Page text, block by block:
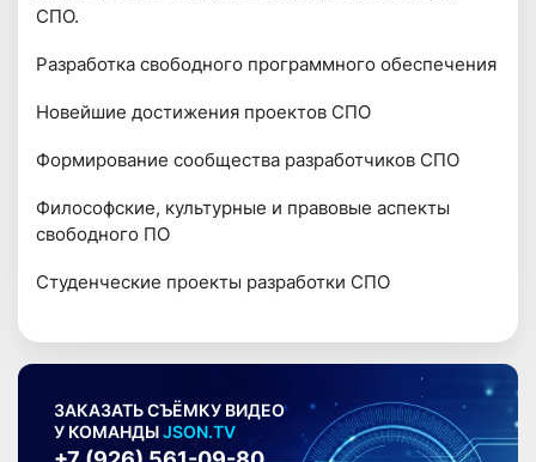
СПО.
Разработка свободного программного обеспечения
Новейшие достижения проектов СПО
Формирование сообщества разработчиков СПО
Философские, культурные и правовые аспекты
свободного ПО
Студенческие проекты разработки СПО
ЗАКАЗАТЬ СЪЁМКУ ВИДЕО
У КОМАНДЫJSON.TV